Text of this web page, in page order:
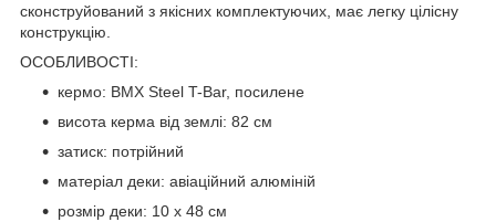
сконструйований з якісних комплектуючих, має легку цілісну
конструкцію.
ОСОБЛИВОСТІ:
кермо: BMX Steel T-Bar, посилене
висота керма від землі: 82 см
затиск: потрійний
матеріал деки: авіаційний алюміній
розмір деки: 10 х 48 см